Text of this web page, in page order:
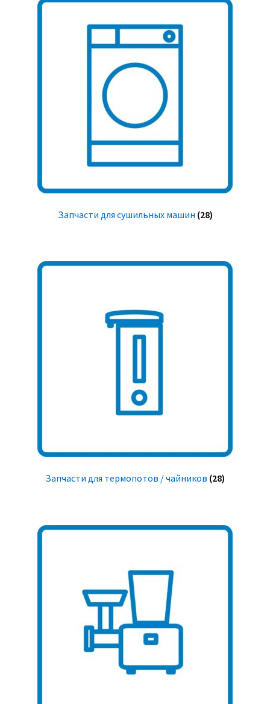
Запчасти для сушильных машин (28)
Запчасти для термопотов / чайников (28)